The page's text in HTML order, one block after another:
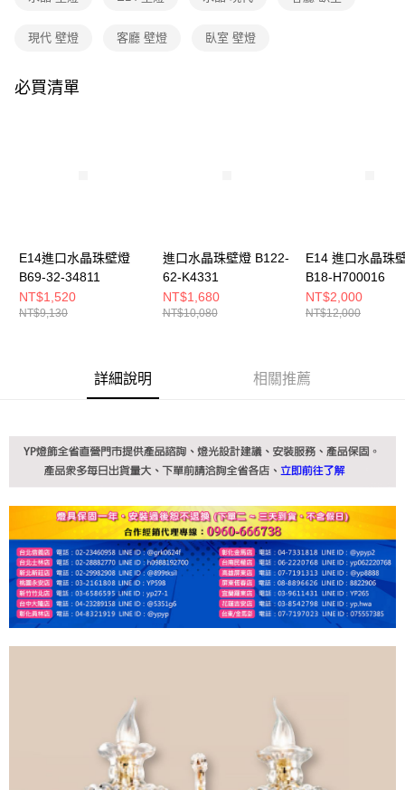
３．收到繳費通知簡訊後14天內，點擊此簡訊中的連結，可透過四大超商／
※ 請注意：結帳手續完成當下不需立刻繳費，但若您需要取消訂單，請聯絡
※ 交易是否成功請以「AFTEE先享後付 」之結帳頁面顯示為準，若有關於
３．未成年的使用者請事先徵得法定代理人或監護人之同意方可使用
「AFTEE先享後付」，若未經同意申辦者引起之損失，本公司不負相關責
任。
４．使用「AFTEE先享後付」時，將依據個別帳號之用戶狀況，依本公司即
時審查核予不同之上限額度；若仍有額度不足之情形，本公司將視審查結果
現代 壁燈 客廳 壁燈 臥室 壁燈
必買清單
E14進口水晶珠壁燈
B69-32-34811
NT$1,520
NT$9,130
進口水晶珠壁燈 B122-
62-K4331
NT$1,680
NT$10,080
E14 進口水晶珠
B18-H700016
NT$2,000
NT$12,000
詳細說明 相關推薦